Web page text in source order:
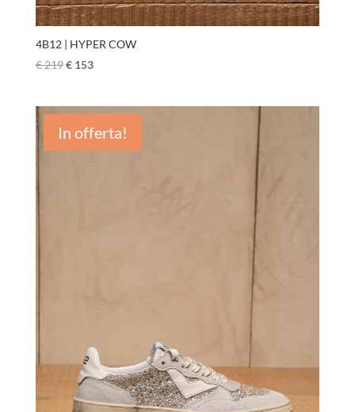
4B12 | HYPER COW
€219€153
In offerta!